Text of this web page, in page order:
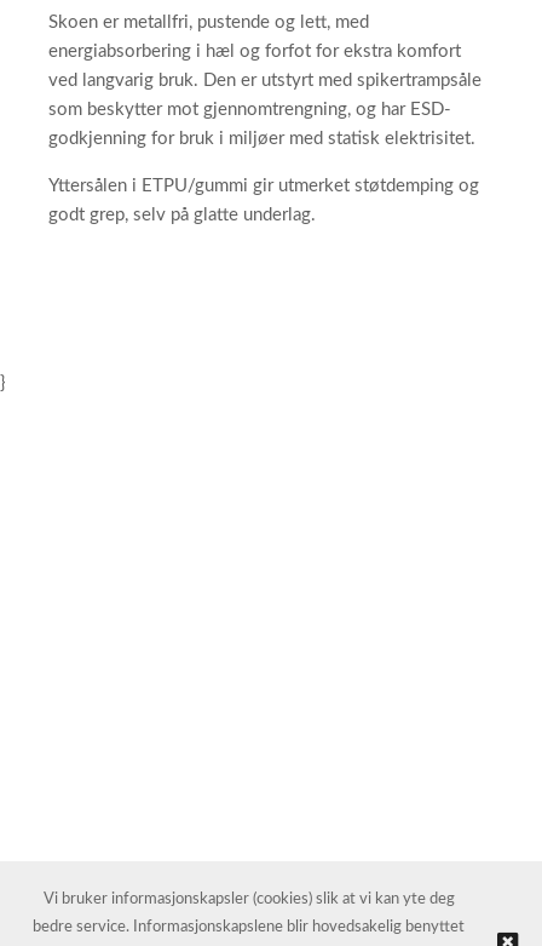
Skoen er metallfri, pustende og lett, med
energiabsorbering i hæl og forfot for ekstra komfort
ved langvarig bruk. Den er utstyrt med spikertrampsåle
som beskytter mot gjennomtrengning, og har ESD-
godkjenning for bruk i miljøer med statisk elektrisitet.
Yttersålen i ETPU/gummi gir utmerket støtdemping og
godt grep, selv på glatte underlag.
}
Vi bruker informasjonskapsler (cookies) slik at vi kan yte deg
bedre service. Informasjonskapslene blir hovedsakelig benyttet